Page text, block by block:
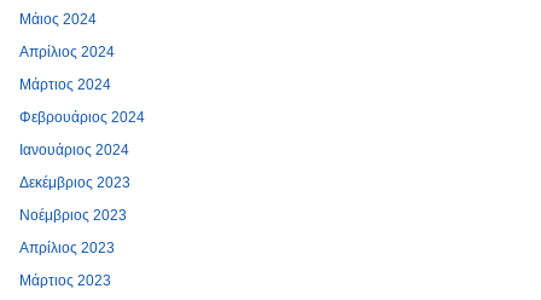
Μάιος 2024
Απρίλιος 2024
Μάρτιος 2024
Φεβρουάριος 2024
Ιανουάριος 2024
Δεκέμβριος 2023
Νοέμβριος 2023
Απρίλιος 2023
Μάρτιος 2023